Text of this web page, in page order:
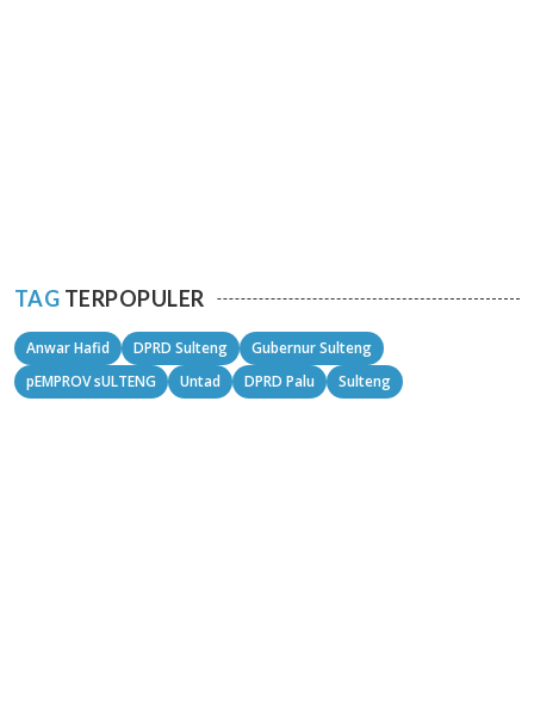
TAG TERPOPULER
Anwar Hafid DPRD Sulteng
Gubernur Sulteng
pEMPROV sULTENG
Untad DPRD Palu Sulteng